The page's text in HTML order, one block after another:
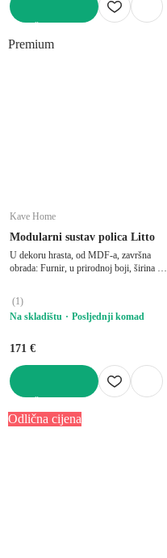
Premium
Kave Home
Modularni sustav polica Litto
U dekoru hrasta, od MDF-a, završna
obrada: Furnir, u prirodnoj boji, širina 34
(1)
Na skladištu
Posljednji komad
171 €
Odlična cijena